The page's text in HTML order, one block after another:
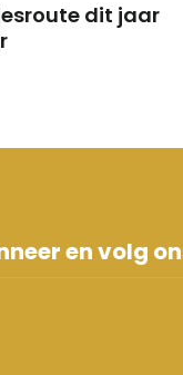
dit jaar
en volg